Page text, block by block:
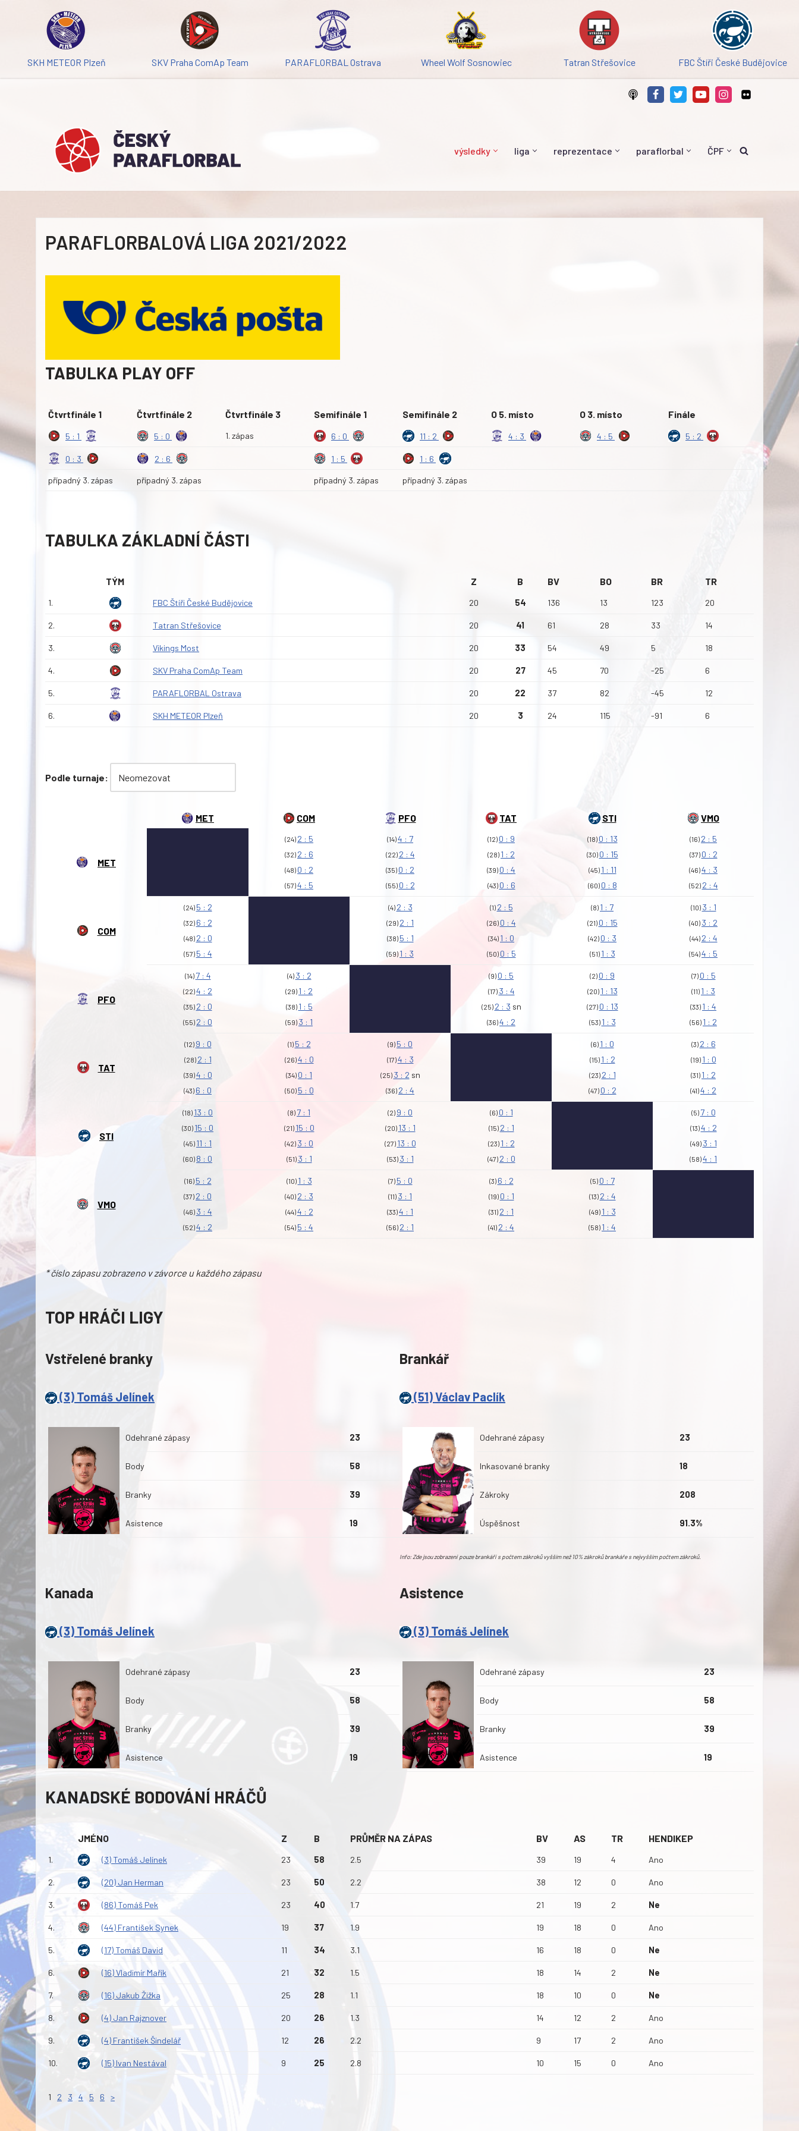
SKH METEOR Plzeň SKV Praha ComAp Team PARAFLORBAL Ostrava Wheel Wolf Sosnowiec Tatran Střešovice FBC Štíři České Budějovice
Přeskočit
obsah
výsledky liga reprezentace paraflorbal ČPF
PARAFLORBALOVÁ LIGA 2021/2022
TABULKA PLAY OFF
Čtvrtfinále 1 Čtvrtfinále 2 Čtvrtfinále 3 Semifinále 1 Semifinále 2 O 5. místo O 3. místo Finále
5 : 1 5 : 0 1. zápas 6 : 0 11 : 2 4 : 3 4 : 5 5 : 2
0 : 3 2 : 6 1 : 5 1 : 6
případný 3. zápas případný 3. zápas případný 3. zápas případný 3. zápas
TABULKA ZÁKLADNÍ ČÁSTI
TÝM Z B BV BO BR TR
1. FBC Štíři České Budějovice 20 54 136 13 123 20
2. Tatran Střešovice 20 41 61 28 33 14
3. Vikings Most 20 33 54 49 5 18
4. SKV Praha ComAp Team 20 27 45 70 -25 6
5. PARAFLORBAL Ostrava 20 22 37 82 -45 12
6. SKH METEOR Plzeň 20 3 24 115 -91 6
Podle turnaje:
MET COM PFO TAT STI VMO
MET
(24) 2 : 5
(32) 2 : 6
(48) 0 : 2
(57)4 : 5
(14)4 : 7
(22) 2 : 4
(35) 0 : 2
(55) 0 : 2
(12) 0 : 9
(28) 1 : 2
(39) 0 : 4
(43) 0 : 6
(18) 0 : 13
(30) 0 : 15
(45) 1 : 11
(60) 0 : 8
(16) 2 : 5
(37) 0 : 2
(46)4 : 3
(52) 2 : 4
COM
(24) 5 : 2
(32) 6 : 2
(48) 2 : 0
(57) 5 : 4
(4) 2 : 3
(29) 2 : 1
(38) 5 : 1
(59) 1 : 3
(1) 2 : 5
(26) 0 : 4
(34) 1 : 0
(50) 0 : 5
(8) 1 : 7
(21) 0 : 15
(42) 0 : 3
(51) 1 : 3
(10) 3 : 1
(40) 3 : 2
(44) 2 : 4
(54)4 : 5
PFO
(14) 7 : 4
(22)4 : 2
(35) 2 : 0
(55) 2 : 0
(4) 3 : 2
(29) 1 : 2
(38) 1 : 5
(59) 3 : 1
(9) 0 : 5
(17) 3 : 4
(25) 2 : 3 sn
(36)4 : 2
(2) 0 : 9
(20) 1 : 13
(27) 0 : 13
(53) 1 : 3
(7) 0 : 5
(11) 1 : 3
(33) 1 : 4
(56) 1 : 2
TAT
(12) 9 : 0
(28) 2 : 1
(39)4 : 0
(43) 6 : 0
(1) 5 : 2
(26)4 : 0
(34) 0 : 1
(50) 5 : 0
(9) 5 : 0
(17)4 : 3
(25) 3 : 2 sn
(36) 2 : 4
(6) 1 : 0
(15) 1 : 2
(23) 2 : 1
(47) 0 : 2
(3) 2 : 6
(19) 1 : 0
(31) 1 : 2
(41)4 : 2
STI
(18) 13 : 0
(30) 15 : 0
(45) 11 : 1
(60) 8 : 0
(8) 7 : 1
(21) 15 : 0
(42) 3 : 0
(51) 3 : 1
(2) 9 : 0
(20) 13 : 1
(27) 13 : 0
(53) 3 : 1
(6) 0 : 1
(15) 2 : 1
(23) 1 : 2
(47) 2 : 0
(5) 7 : 0
(13)4 : 2
(49) 3 : 1
(58)4 : 1
VMO
(16) 5 : 2
(37) 2 : 0
(46) 3 : 4
(52)4 : 2
(10) 1 : 3
(40) 2 : 3
(44)4 : 2
(54) 5 : 4
(7) 5 : 0
(11) 3 : 1
(33)4 : 1
(56) 2 : 1
(3) 6 : 2
(19) 0 : 1
(31) 2 : 1
(41) 2 : 4
(5) 0 : 7
(13) 2 : 4
(49) 1 : 3
(58) 1 : 4
* číslo zápasu zobrazeno v závorce u každého zápasu
TOP HRÁČI LIGY
Vstřelené branky
(3) Tomáš Jelínek
Odehrané zápasy 23
Body 58
Branky 39
Asistence 19
Brankář
(51) Václav Paclík
Odehrané zápasy 23
Inkasované branky 18
Zákroky 208
Úspěšnost 91.3%
Info: Zde jsou zobrazeni pouze brankáři s počtem zákroků vyšším než 10% zákroků brankáře s nejvyšším počtem zákroků.
Kanada
(3) Tomáš Jelínek
Odehrané zápasy 23
Body 58
Branky 39
Asistence 19
Asistence
(3) Tomáš Jelínek
Odehrané zápasy 23
Body 58
Branky 39
Asistence 19
KANADSKÉ BODOVÁNÍ HRÁČŮ
JMÉNO Z B PRŮMĚR NA ZÁPAS BV AS TR HENDIKEP
1. (3) Tomáš Jelínek 23 58 2.5 39 19 4 Ano
2. (20) Jan Herman 23 50 2.2 38 12 0 Ano
3. (86) Tomáš Pek 23 40 1.7 21 19 2 Ne
4. (44) František Synek 19 37 1.9 19 18 0 Ano
5. (17) Tomáš David 11 34 3.1 16 18 0 Ne
6. (16) Vladimír Mařík 21 32 1.5 18 14 2 Ne
7. (16) Jakub Žižka 25 28 1.1 18 10 0 Ne
8. (4) Jan Rajznover 20 26 1.3 14 12 2 Ano
9. (4) František Šindelář 12 26 2.2 9 17 2 Ano
10. (15) Ivan Nestával 9 25 2.8 10 15 0 Ano
1 2 3 4 5 6 >